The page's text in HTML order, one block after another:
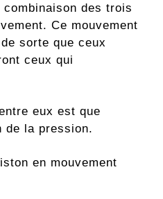
des trois
Ce mouvement
sorte que ceux
ceux qui
eux est que
de la pression.
en mouvement